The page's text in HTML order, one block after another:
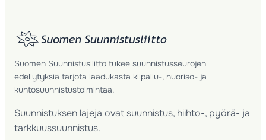
Suomen Suunnistusliitto tukee suunnistusseurojen
edellytyksiä tarjota laadukasta kilpailu-, nuoriso- ja
kuntosuunnistustoimintaa.
Suunnistuksen lajeja ovat suunnistus, hiihto-, pyörä- ja
tarkkuussuunnistus.